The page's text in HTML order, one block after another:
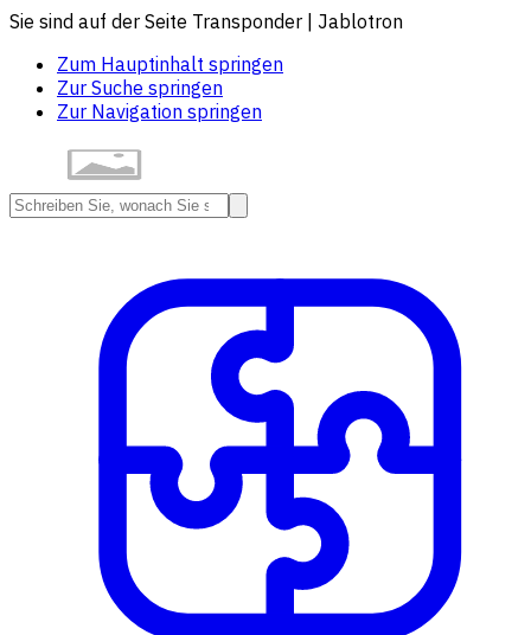
Sie sind auf der Seite Transponder | Jablotron
Zum Hauptinhalt springen
Zur Suche springen
Zur Navigation springen